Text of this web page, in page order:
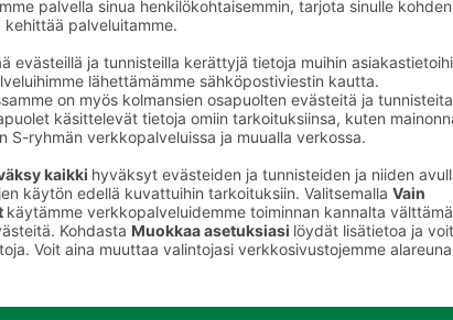
Salaatit